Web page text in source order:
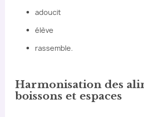
adoucit
élève
rassemble.
Harmonisation des
boissons et espaces